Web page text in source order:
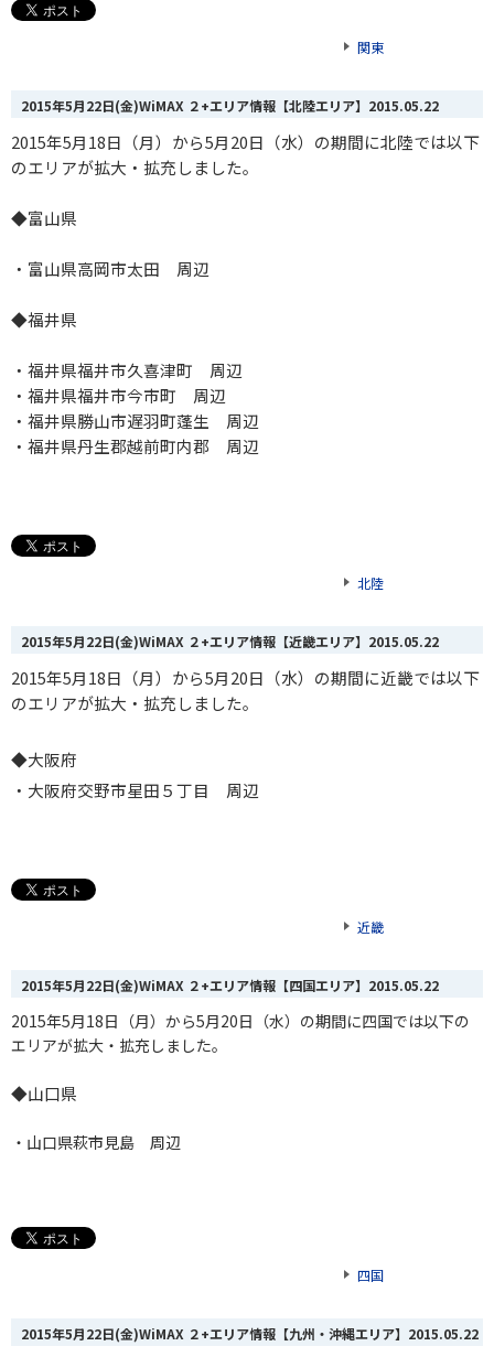
関東
2015年5月22日(金)WiMAX ２+エリア情報【北陸エリア】 2015.05.22
2015年5月18日（月）から5月20日（水）の期間に北陸では以下
のエリアが拡大・拡充しました。
◆富山県
・富山県高岡市太田 周辺
◆福井県
・福井県福井市久喜津町 周辺
・福井県福井市今市町 周辺
・福井県勝山市遅羽町蓬生 周辺
・福井県丹生郡越前町内郡 周辺
北陸
2015年5月22日(金)WiMAX ２+エリア情報【近畿エリア】 2015.05.22
2015年5月18日（月）から5月20日（水）の期間に近畿では以下
のエリアが拡大・拡充しました。
◆大阪府
・大阪府交野市星田５丁目 周辺
近畿
2015年5月22日(金)WiMAX ２+エリア情報【四国エリア】 2015.05.22
2015年5月18日（月）から5月20日（水）の期間に四国では以下の
エリアが拡大・拡充しました。
◆山口県
・山口県萩市見島 周辺
四国
2015年5月22日(金)WiMAX ２+エリア情報【九州・沖縄エリア】 2015.05.22